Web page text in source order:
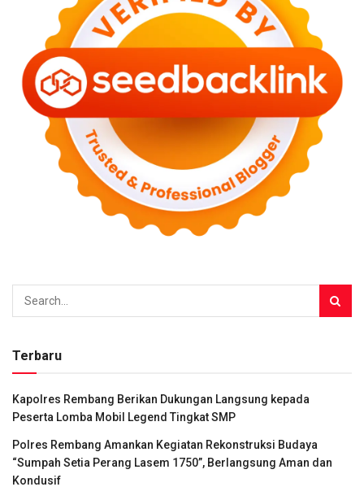
Terbaru
Kapolres Rembang Berikan Dukungan Langsung kepada
Peserta Lomba Mobil Legend Tingkat SMP
Polres Rembang Amankan Kegiatan Rekonstruksi Budaya
“Sumpah Setia Perang Lasem 1750”, Berlangsung Aman dan
Kondusif